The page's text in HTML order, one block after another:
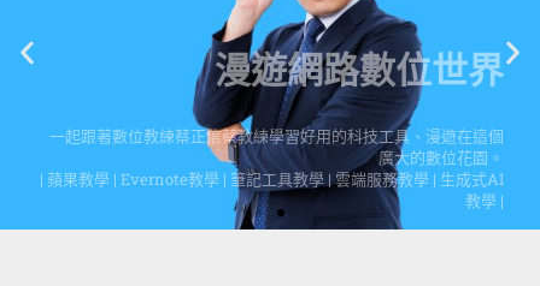
一起跟著數位教練蔡正信蔡教練學習好用的科技工具、漫遊在這個
廣大的數位花園。
| 蘋果教學 | Evernote教學 | 筆記工具教學 | 雲端服務教學 | 生成式AI
教學 |
點擊這裡